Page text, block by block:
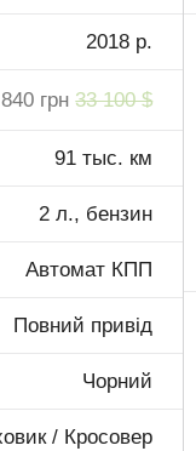
2018 р.
грн 33 100 $
91 тыс. км
2 л., бензин
Автомат КПП
Повний привід
Чорний
/ Кросовер